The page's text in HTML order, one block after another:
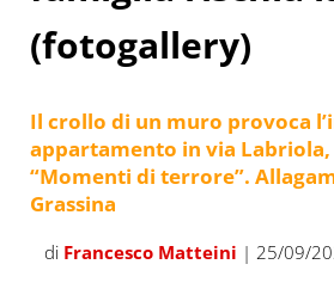
(fotogallery)
Il crollo di un muro provoca
appartamento in via Labriola,
“Momenti di terrore”.
Grassina
di Francesco Matteini | 25/09/